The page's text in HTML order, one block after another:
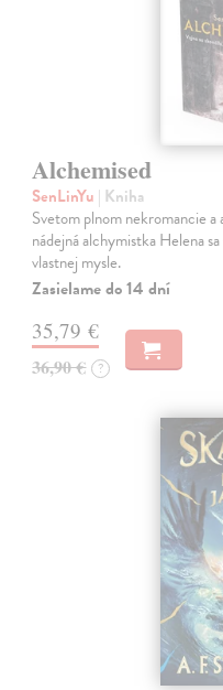
Alchemised
SenLinYu | Kniha
Svetom plnom nekromancie a
nádejná alchymistka Helena
vlastnej mysle.
Zasielame do 14 dní
35,79 €
36,90 € ?